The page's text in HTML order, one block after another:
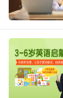
对 所有概念
糊
9.
occurred
概念打破又